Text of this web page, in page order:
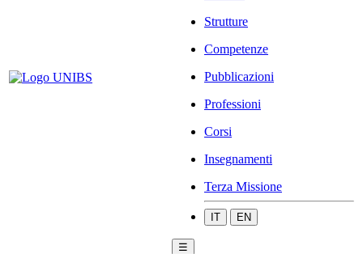
Strutture
Competenze
Pubblicazioni
Professioni
Corsi
Insegnamenti
Terza Missione
IT EN
☰